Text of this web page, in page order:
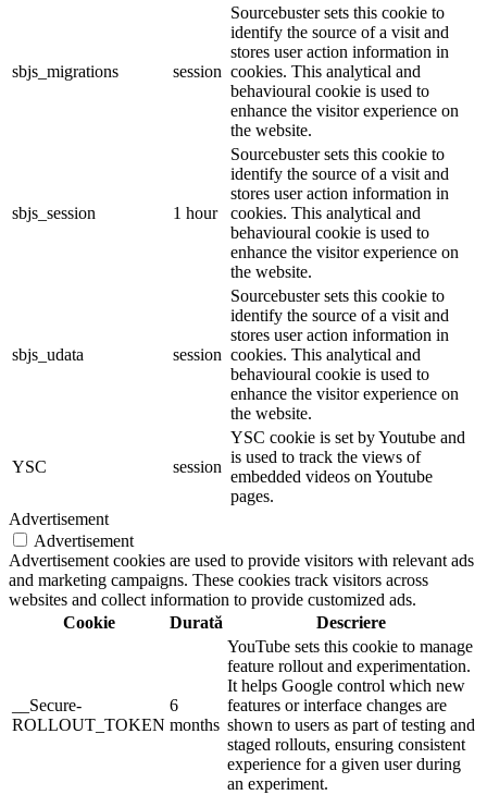
sbjs_migrations session
Sourcebuster sets this cookie to
identify the source of a visit and
stores user action information in
cookies. This analytical and
behavioural cookie is used to
enhance the visitor experience on
the website.
sbjs_session 1 hour
Sourcebuster sets this cookie to
identify the source of a visit and
stores user action information in
cookies. This analytical and
behavioural cookie is used to
enhance the visitor experience on
the website.
sbjs_udata session
Sourcebuster sets this cookie to
identify the source of a visit and
stores user action information in
cookies. This analytical and
behavioural cookie is used to
enhance the visitor experience on
the website.
YSC session
YSC cookie is set by Youtube and
is used to track the views of
embedded videos on Youtube
pages.
Advertisement
Advertisement
Advertisement cookies are used to provide visitors with relevant ads
and marketing campaigns. These cookies track visitors across
websites and collect information to provide customized ads.
Cookie
Durată Descriere
__Secure-
ROLLOUT_TOKEN
6
months
YouTube sets this cookie to manage
feature rollout and experimentation.
It helps Google control which new
features or interface changes are
shown to users as part of testing and
staged rollouts, ensuring consistent
experience for a given user during
an experiment.